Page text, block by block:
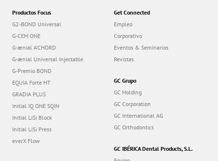
Productos Focus
G2-BOND Universal
G-CEM ONE
G-ænial A’CHORD
G-ænial Universal Injectable
G-Premio BOND
EQUIA Forte HT
GRADIA PLUS
Initial IQ ONE SQIN
Initial LiSi Block
Initial LiSi Press
everX Flow
Get Connected
Empleo
Corporativo
Eventos & Seminarios
Revistas
GC Grupo
GC Holding
GC Corporation
GC International AG
GC Orthodontics
GC IBÉRICA Dental Products, S.L.